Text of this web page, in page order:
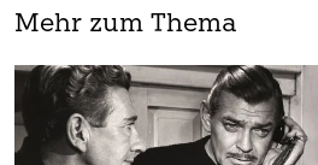
Mehr zum Thema